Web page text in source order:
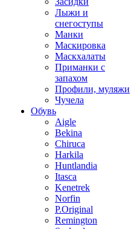
Лыжи и
снегоступы
Манки
Маскировка
Маскхалаты
Приманки с
запахом
Профили, муляжи
Чучела
Обувь
Aigle
Bekina
Chiruсa
Harkila
Huntlandia
Itasca
Kenetrek
Norfin
P.Original
Remington